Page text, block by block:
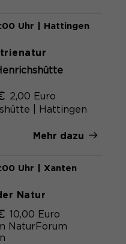
Uhr | Hattingen
2,00 Euro
| Hattingen
Mehr dazu
Uhr | Xanten
Natur
10,00 Euro
NaturForum